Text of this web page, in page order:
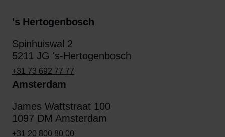
's Hertogenbosch
Spinhuiswal 2
5211 JG 's-Hertogenbosch
+31 73 692 77 77
Amsterdam
James Wattstraat 100
1097 DM Amsterdam
+31 20 800 80 00